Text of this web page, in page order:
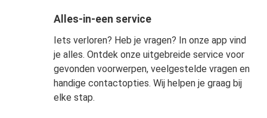
Alles-in-een service
Iets verloren? Heb je vragen? In onze app vind
je alles. Ontdek onze uitgebreide service voor
gevonden voorwerpen, veelgestelde vragen en
handige contactopties. Wij helpen je graag bij
elke stap.